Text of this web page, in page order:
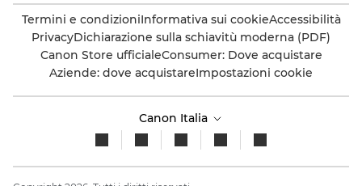
Termini e condizioniInformativa sui cookieAccessibilità
PrivacyDichiarazione sulla schiavitù moderna (PDF)
Canon Store ufficialeConsumer: Dove acquistare
Aziende: dove acquistareImpostazioni cookie
Canon Italia